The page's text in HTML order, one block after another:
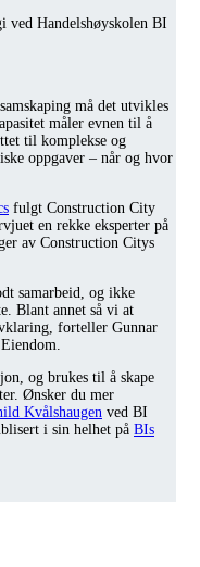
ved Handelshøyskolen BI
må det utvikles
måler evnen til å
til komplekse og
oppgaver – når og hvor
fulgt Construction City
en rekke eksperter på
av Construction Citys
samarbeid, og ikke
Blant annet så vi at
forteller Gunnar
og brukes til å skape
Ønsker du mer
Kvålshaugen ved BI
i sin helhet på BIs